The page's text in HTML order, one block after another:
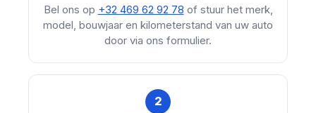
Bel ons op +32 469 62 92 78 of stuur het merk,
model, bouwjaar en kilometerstand van uw auto
door via ons formulier.
2